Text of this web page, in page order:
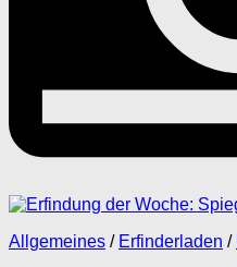
Allgemeines / Erfinderladen /